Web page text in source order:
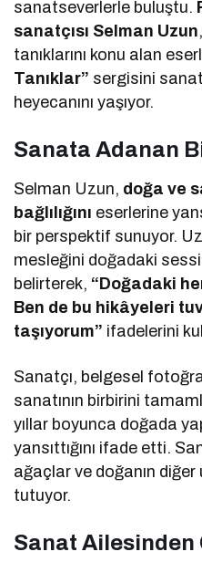
sanatseverlerle buluştu.
sanatçısı Selman Uzun
tanıklarını konu alan
Tanıklar” sergisini
heyecanını yaşıyor.
Sanata Adanan
Selman Uzun, doğa ve
bağlılığını eserlerine
bir perspektif sunuyor.
mesleğini doğadaki
belirterek, “Doğadaki
Ben de bu hikâyeleri
taşıyorum” ifadelerini
Sanatçı, belgesel
sanatının birbirini
yıllar boyunca doğada
yansıttığını ifade etti.
ağaçlar ve doğanın diğer
tutuyor.
Sanat Ailesinden